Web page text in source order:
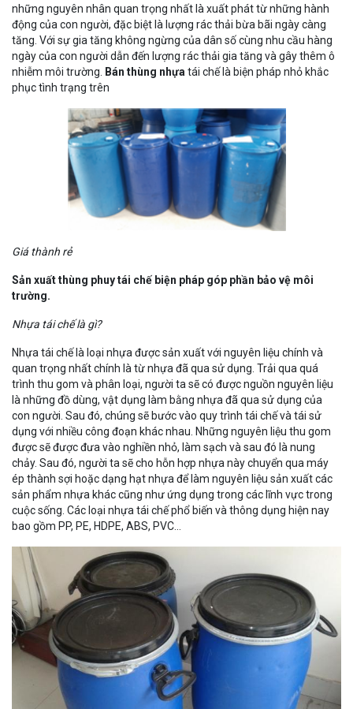
những nguyên nhân quan trọng nhất là xuất phát từ những hành
động của con người, đặc biệt là lượng rác thải bừa bãi ngày càng
tăng. Với sự gia tăng không ngừng của dân số cùng nhu cầu hàng
ngày của con người dẫn đến lượng rác thải gia tăng và gây thêm ô
nhiễm môi trường.
Bán thùng nhựa tái chế là biện pháp nhỏ khắc
phục tình trạng trên
Giá thành rẻ
Sản xuất thùng phuy tái chế biện pháp góp phần bảo vệ môi
trường.
Nhựa tái chế là gì?
Nhựa tái chế là loại nhựa được sản xuất với nguyên liệu chính và
quan trọng nhất chính là từ nhựa đã qua sử dụng. Trải qua quá
trình thu gom và phân loại, người ta sẽ có được nguồn nguyên liệu
là những đồ dùng, vật dụng làm bằng nhựa đã qua sử dụng của
con người. Sau đó, chúng sẽ bước vào quy trình tái chế và tái sử
dụng với nhiều công đoạn khác nhau. Những nguyên liệu thu gom
được sẽ được đưa vào nghiền nhỏ, làm sạch và sau đó là nung
chảy. Sau đó, người ta sẽ cho hỗn hợp nhựa này chuyển qua máy
ép thành sợi hoặc dạng hạt nhựa để làm nguyên liệu sản xuất các
sản phẩm nhựa khác cũng như ứng dụng trong các lĩnh vực trong
cuộc sống. Các loại nhựa tái chế phổ biến và thông dụng hiện nay
bao gồm PP, PE, HDPE, ABS, PVC…